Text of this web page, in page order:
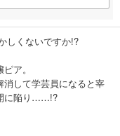
しくないですか!?
ア。
して学芸員になると宰
に陥り……!?